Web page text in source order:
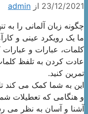
23/12/2021 از admin
چگونه زبان آلمانی را به
ما یک رویکرد عینی و
کلمات، عبارات و عبارات
عادت کردن به تلفظ
تمرین کنید.
این به شما کمک می کند
و هنگامی که تعطیلات
آشنا و آسان به نظر می